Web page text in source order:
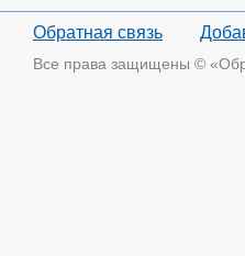
Обратная связь
Все права защищены ©